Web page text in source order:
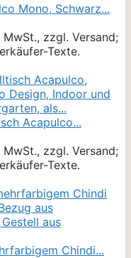
Mono, Schwarz...
MwSt., zzgl. Versand;
Texte.
Acapulco...
MwSt., zzgl. Versand;
Texte.
Chindi...